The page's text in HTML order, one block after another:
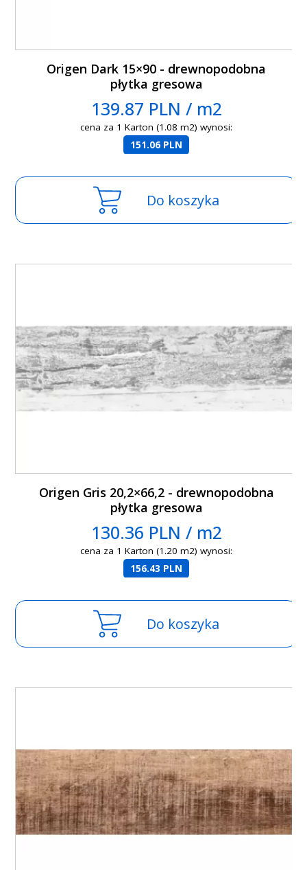
Origen Dark 15×90 - drewnopodobna
płytka gresowa
139.87 PLN / m2
cena za 1 Karton (1.08 m2) wynosi:
151.06 PLN
Do koszyka
Origen Gris 20,2×66,2 - drewnopodobna
płytka gresowa
130.36 PLN / m2
cena za 1 Karton (1.20 m2) wynosi:
156.43 PLN
Do koszyka